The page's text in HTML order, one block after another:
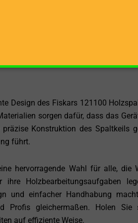
Holzspalter leicht und gut
und an verschiedenen
bei, indem sie
Design des Fiskars 121100
sorgen dafür, dass das
Konstruktion des Spaltkeils
führt.
hervorragende Wahl für alle, die
Holzbearbeitungsaufgaben
und einfacher Handhabung
Profis gleichermaßen. Holen
auf effiziente Weise.